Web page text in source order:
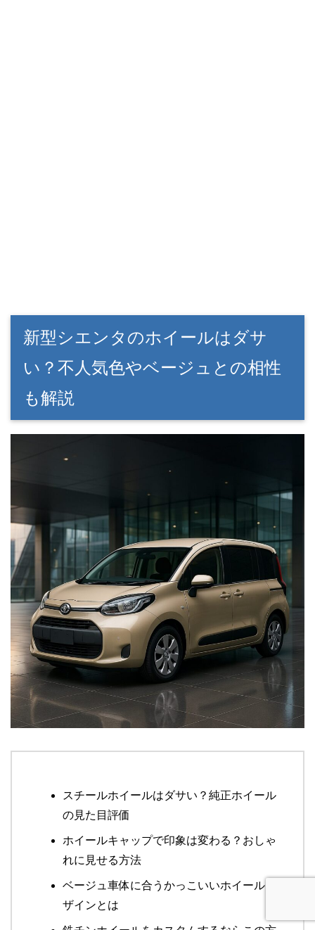
新型シエンタのホイールはダサ
い？不人気色やベージュとの相性
も解説
スチールホイールはダサい？純正ホイール
の見た目評価
ホイールキャップで印象は変わる？おしゃ
れに見せる方法
ベージュ車体に合うかっこいいホイールデ
ザインとは